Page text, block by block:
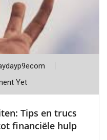
Yet
Tips en trucs
financiële hulp